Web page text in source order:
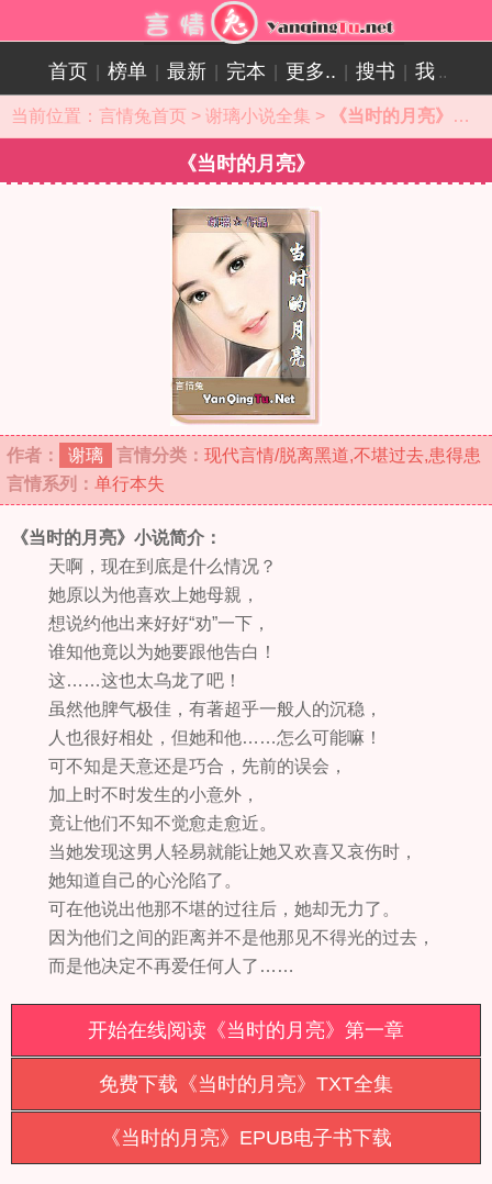
首页 榜单 最新 完本 更多.. 搜书 我 ..
当前位置： 言情兔首页 > 谢璃小说全集 > 《当时的月亮》小说目录
《当时的月亮》
作者： 谢璃 言情分类： 现代言情/脱离黑道,不堪过去,患得患
失
言情系列： 单行本
《当时的月亮》小说简介：
天啊，现在到底是什么情况？
她原以为他喜欢上她母親，
想说约他出来好好“劝”一下，
谁知他竟以为她要跟他告白！
这……这也太乌龙了吧！
虽然他脾气极佳，有著超乎一般人的沉稳，
人也很好相处，但她和他……怎么可能嘛！
可不知是天意还是巧合，先前的误会，
加上时不时发生的小意外，
竟让他们不知不觉愈走愈近。
当她发现这男人轻易就能让她又欢喜又哀伤时，
她知道自己的心沦陷了。
可在他说出他那不堪的过往后，她却无力了。
因为他们之间的距离并不是他那见不得光的过去，
而是他决定不再爱任何人了……
开始在线阅读《当时的月亮》第一章
免费下载《当时的月亮》TXT全集
《当时的月亮》EPUB电子书下载